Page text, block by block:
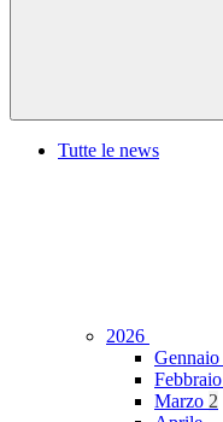
Tutte le news
2026
Gennaio
Febbraio
Marzo 2